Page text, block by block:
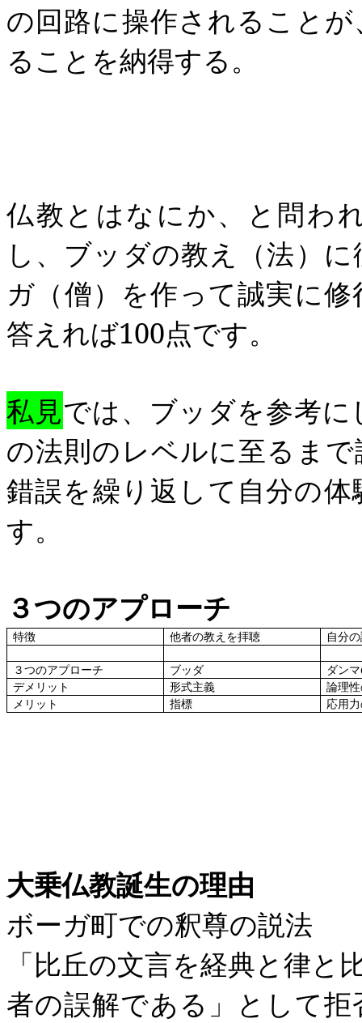
の回路に操作されること
ることを納得する。
仏教とはなにか、と問わ
し、ブッダの教え（法）
ガ（僧）を作って誠実に
答えれば100点です。
私見では、ブッダを参考
の法則のレベルに至るま
錯誤を繰り返して自分の
す。
３つのアプローチ
特徴 他者の教えを拝聴 自分
３つのアプローチ ブッダ ダンマ
デメリット
形式主義
論理
メリット
指標 応用
大乗仏教誕生の理由
ボーガ町での釈尊の説法
「比丘の文言を経典と律
者の誤解である」として